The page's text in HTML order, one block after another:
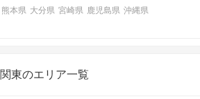
熊本県 大分県 宮崎県 鹿児島県 沖縄県
関東のエリア一覧